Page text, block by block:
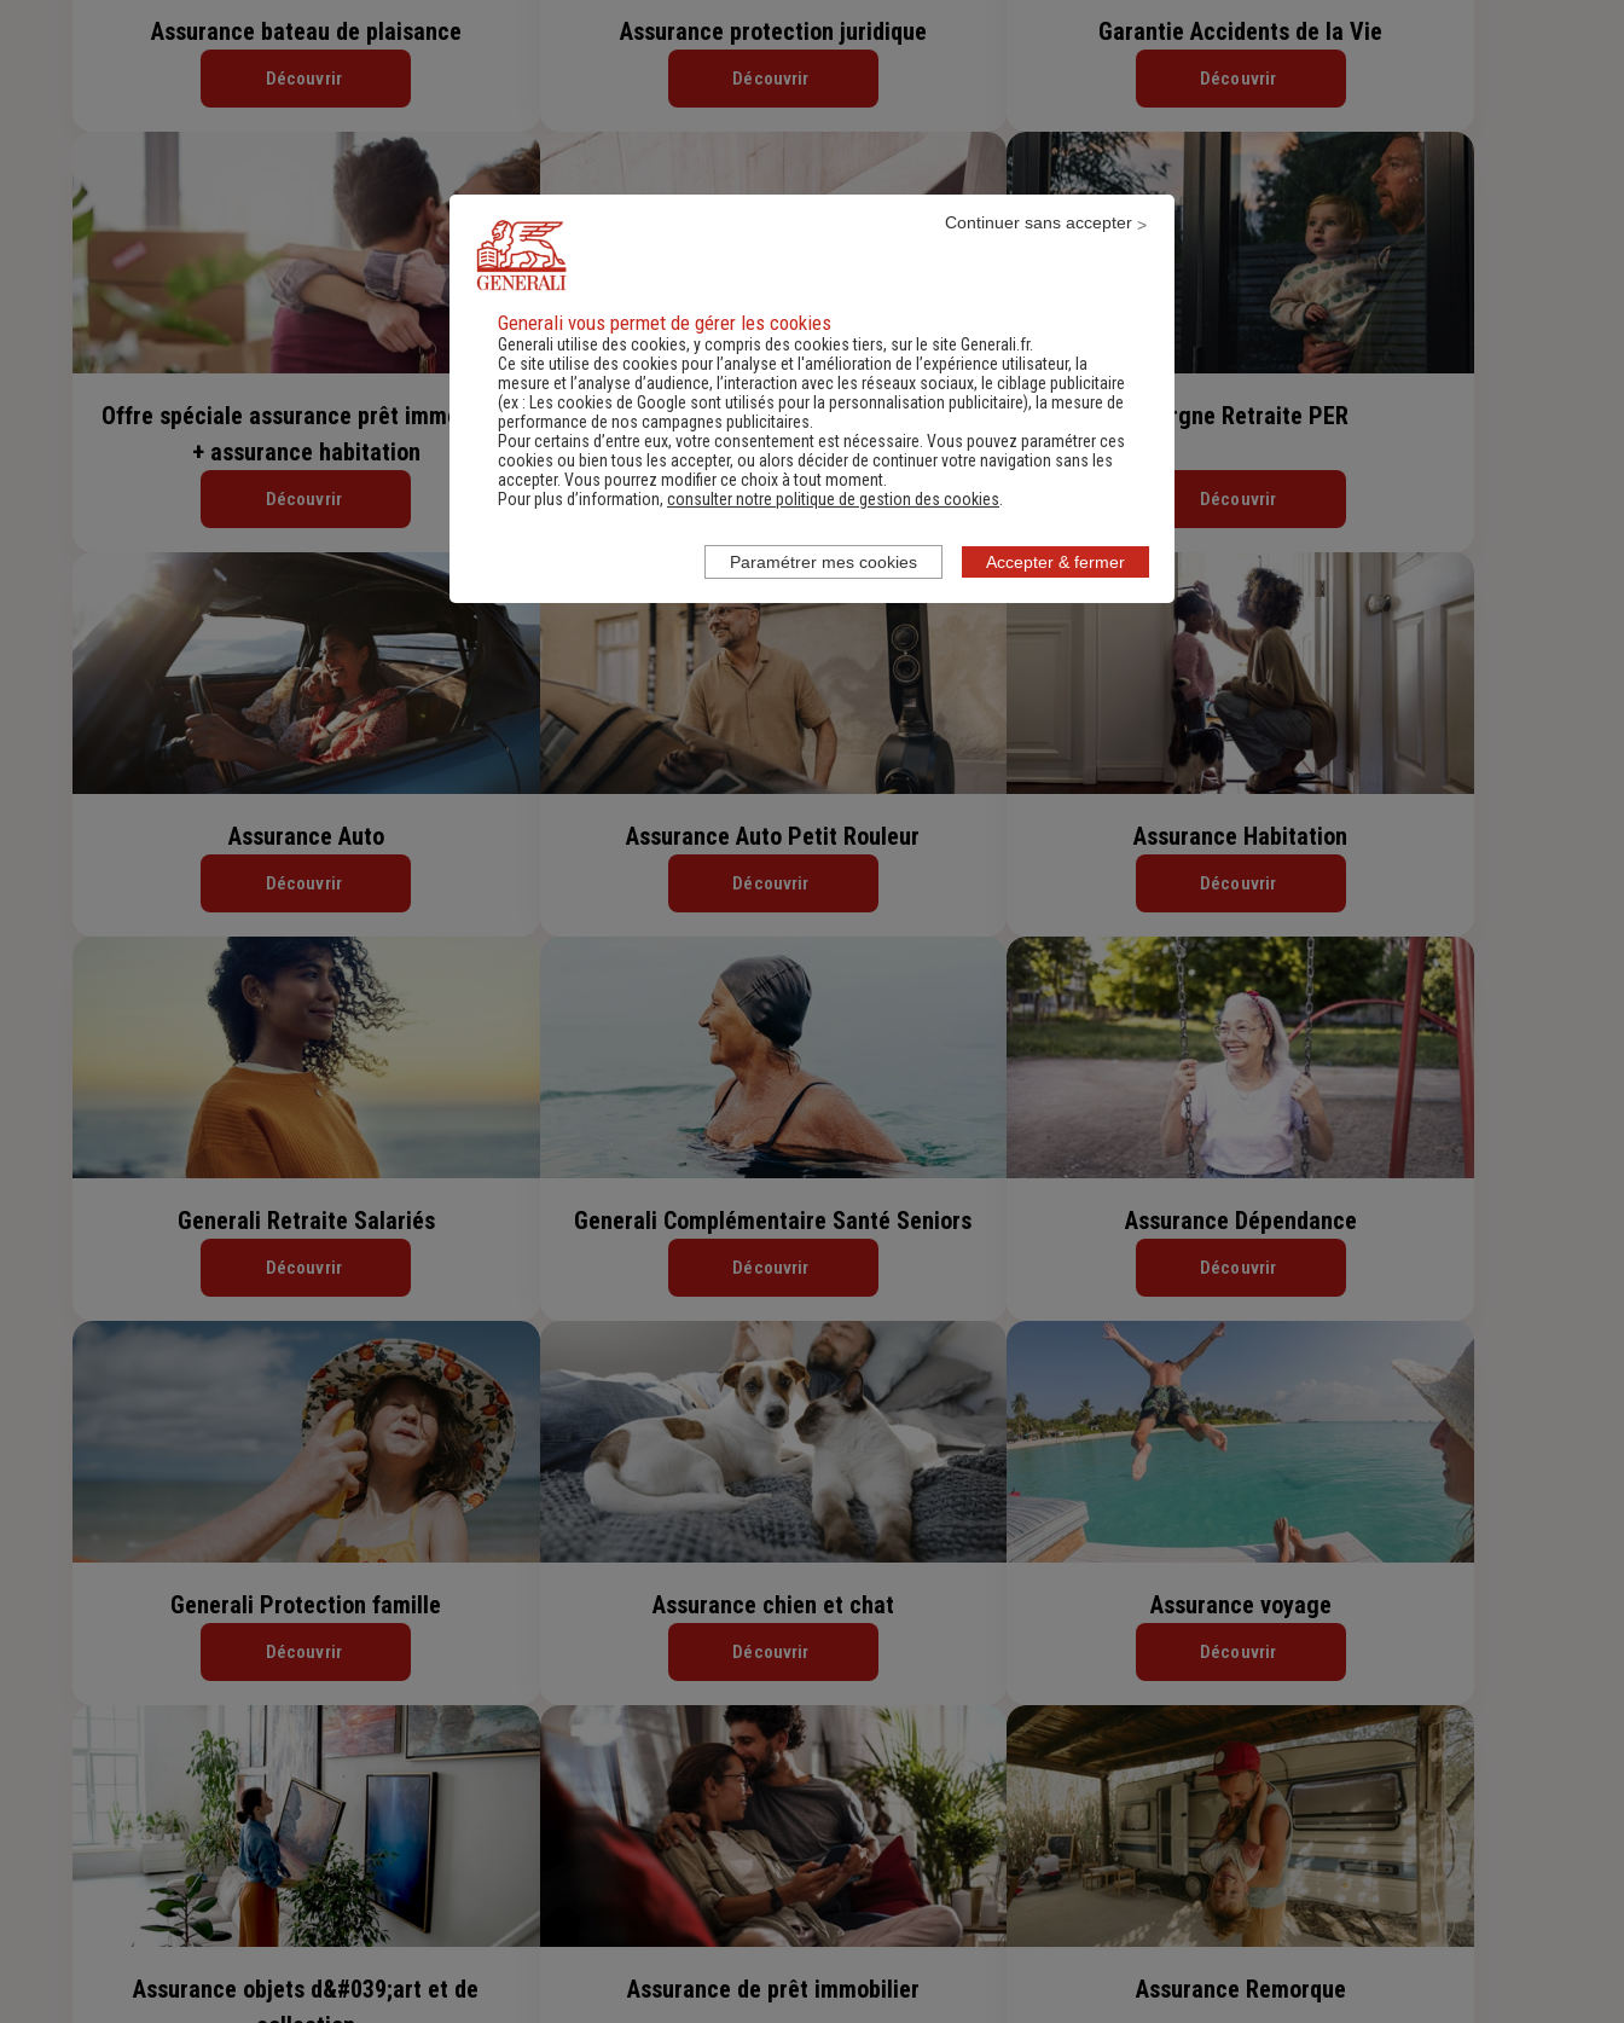
Assurance bateau de plaisance
Découvrir
Assurance protection juridique
Découvrir
Garantie Accidents de la Vie
Découvrir
Offre spéciale assurance prêt immobilier
+ assurance habitation
Découvrir
Assurance Vie
Découvrir
Epargne Retraite PER
Découvrir
Assurance Auto
Découvrir
Assurance Auto Petit Rouleur
Découvrir
Assurance Habitation
Découvrir
Generali Retraite Salariés
Découvrir
Generali Complémentaire Santé Seniors
Découvrir
Assurance Dépendance
Découvrir
Generali Protection famille
Découvrir
Assurance chien et chat
Découvrir
Assurance voyage
Découvrir
Assurance objets d&#039;art et de
Assurance de prêt immobilier Assurance Remorque
Generali vous permet de gérer les cookies
Generali utilise des cookies, y compris des cookies tiers, sur le site Generali.fr.
Ce site utilise des cookies pour l’analyse et l'amélioration de l’expérience utilisateur, la
mesure et l’analyse d’audience, l’interaction avec les réseaux sociaux, le ciblage publicitaire
(ex :
Les cookies de Google sont utilisés pour la personnalisation publicitaire), la mesure de
performance de nos campagnes publicitaires.
Pour certains d’entre eux, votre consentement est nécessaire. Vous pouvez paramétrer ces
cookies ou bien tous les accepter, ou alors décider de continuer votre navigation sans les
accepter. Vous pourrez modifier ce choix à tout moment.
Pour plus d’information, consulter notre politique de gestion des cookies
Accepter & fermer
Continuer sans accepter
Paramétrer mes cookies